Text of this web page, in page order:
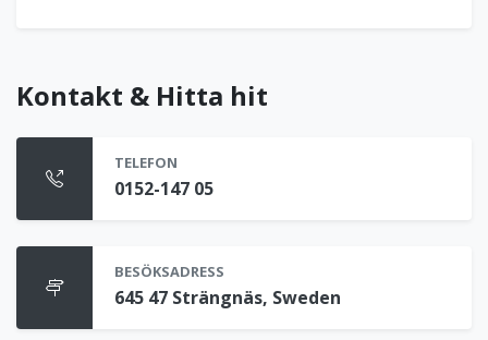
Kontakt & Hitta hit
TELEFON
0152-147 05
BESÖKSADRESS
645 47 Strängnäs, Sweden